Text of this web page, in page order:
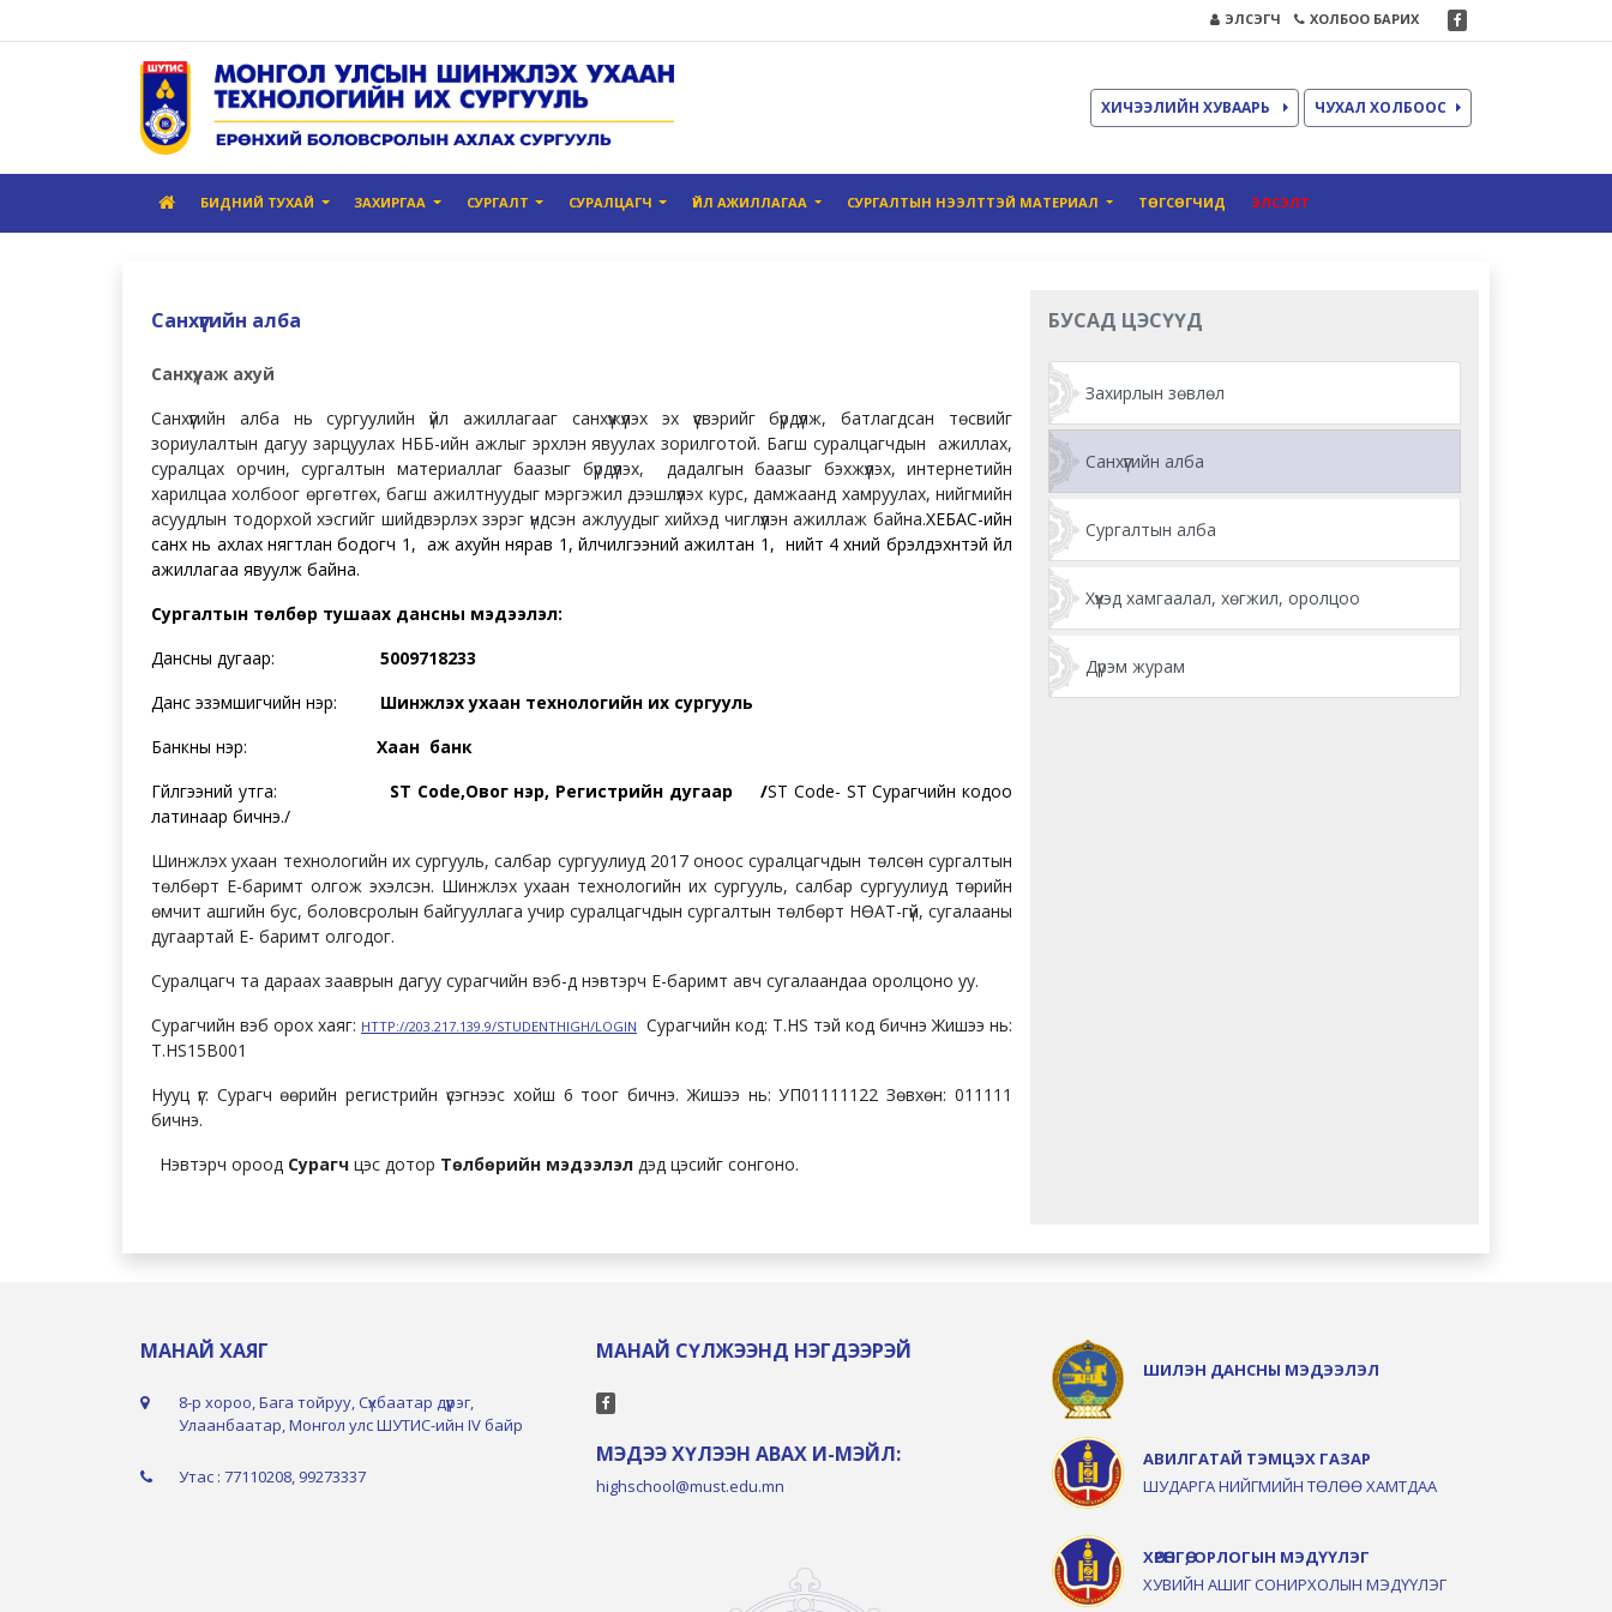
ЭЛСЭГЧ ХОЛБОО БАРИХ
ХИЧЭЭЛИЙН ХУВААРЬ ЧУХАЛ ХОЛБООС
БИДНИЙ ТУХАЙ ЗАХИРГАА СУРГАЛТ СУРАЛЦАГЧ ҮЙЛ АЖИЛЛАГАА СУРГАЛТЫН НЭЭЛТТЭЙ МАТЕРИАЛ ТӨГСӨГЧИД ЭЛСЭЛТ
Санхүүгийн алба
Санхүү, аж ахуй
Санхүүгийн алба нь сургуулийн үйл ажиллагааг санхүүжүүлэх эх үүсвэрийг бүрдүүлж, батлагдсан төсвийг
зориулалтын дагуу зарцуулах НББ-ийн ажлыг эрхлэн явуулах зорилготой. Багш суралцагчдын ажиллах,
суралцах орчин, сургалтын материаллаг баазыг бүрдүүлэх, дадалгын баазыг бэхжүүлэх, интернетийн
харилцаа холбоог өргөтгөх, багш ажилтнуудыг мэргэжил дээшлүүлэх курс, дамжаанд хамруулах, нийгмийн
асуудлын тодорхой хэсгийг шийдвэрлэх зэрэг үндсэн ажлуудыг хийхэд чиглүүлэн ажиллаж байна.ХЕБАС-ийн
санхүү нь ахлах нягтлан бодогч 1, аж ахуйн нярав 1, үйлчилгээний ажилтан 1, нийт 4 хүний бүрэлдэхүүнтэй үйл
ажиллагаа явуулж байна.
Сургалтын төлбөр тушаах дансны мэдээлэл:
Дансны дугаар: 5009718233
Данс эзэмшигчийн нэр: Шинжлэх ухаан технологийн их сургууль
Банкны нэр: Хаан банк
Гүйлгээний утга: ST Соde,Овог нэр, Регистрийн дугаар /ST Соde- ST Сурагчийн кодоо
латинаар бичнэ./
Шинжлэх ухаан технологийн их сургууль, салбар сургуулиуд 2017 оноос суралцагчдын төлсөн сургалтын
төлбөрт Е-баримт олгож эхэлсэн. Шинжлэх ухаан технологийн их сургууль, салбар сургуулиуд төрийн
өмчит ашгийн бус, боловсролын байгууллага учир суралцагчдын сургалтын төлбөрт НӨАТ-гүй, сугалааны
дугаартай Е- баримт олгодог.
Суралцагч та дараах зааврын дагуу сурагчийн вэб-д нэвтэрч Е-баримт авч сугалаандаа оролцоно уу.
Сурагчийн вэб орох хаяг: HTTP://203.217.139.9/STUDENTHIGH/LOGIN Сурагчийн код: T.HS тэй код бичнэ Жишээ нь:
T.HS15B001
Нууц үг: Сурагч өөрийн регистрийн үсэгнээс хойш 6 тоог бичнэ. Жишээ нь: УП01111122 Зөвхөн: 011111
бичнэ.
Нэвтэрч ороод Сурагч цэс дотор Төлбөрийн мэдээлэл дэд цэсийг сонгоно.
БУСАД ЦЭСҮҮД
Захирлын зөвлөл
Санхүүгийн алба
Сургалтын алба
Хүүхэд хамгаалал, хөгжил, оролцоо
Дүрэм журам
МАНАЙ ХАЯГ
8-р хороо, Бага тойруу, Сүхбаатар дүүрэг,
Улаанбаатар, Монгол улс ШУТИС-ийн IV байр
Утас : 77110208, 99273337
МАНАЙ СҮЛЖЭЭНД НЭГДЭЭРЭЙ
МЭДЭЭ ХҮЛЭЭН АВАХ И-МЭЙЛ:
highschool@must.edu.mn
ШИЛЭН ДАНСНЫ МЭДЭЭЛЭЛ
АВИЛГАТАЙ ТЭМЦЭХ ГАЗАР
ШУДАРГА НИЙГМИЙН ТӨЛӨӨ ХАМТДАА
ХӨРӨНГӨ, ОРЛОГЫН МЭДҮҮЛЭГ
ХУВИЙН АШИГ СОНИРХОЛЫН МЭДҮҮЛЭГ